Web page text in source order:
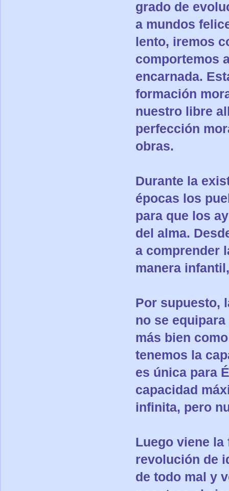
grado de
a mundos
lento, iremos
comportemos
encarnada.
formación
nuestro libre
perfección
obras.
Durante la
épocas los
para que los
del alma.
a comprender
manera
Por supuesto,
no se
más bien
tenemos la
es única para
capacidad
infinita, pero
Luego viene
revolución de
de todo mal y